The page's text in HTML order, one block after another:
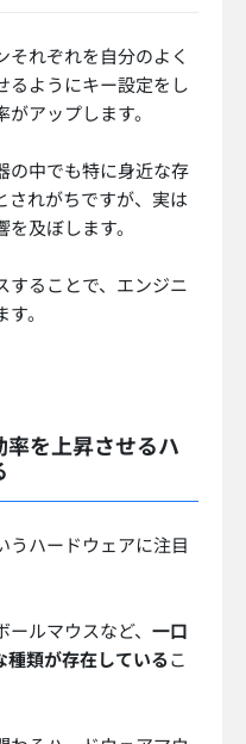
それぞれを自分のよく
るようにキー設定をし
アップします。
の中でも特に身近な存
されがちですが、実は
及ぼします。
することで、エンジニ
。
を上昇させるハ
うハードウェアに注目
ルマウスなど、 一口
種類が存在しているこ